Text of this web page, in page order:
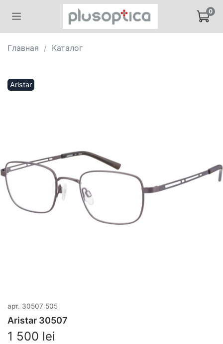
0
Главная Каталог
Aristar
арт. 30507 505
Aristar 30507
1 500 lei